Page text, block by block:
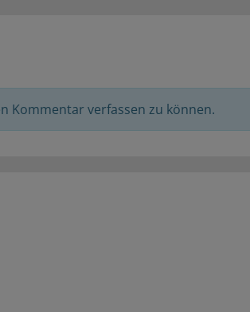
Kommentar verfassen zu können.